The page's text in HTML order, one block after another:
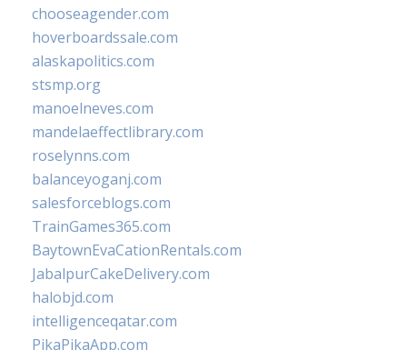
chooseagender.com
hoverboardssale.com
alaskapolitics.com
stsmp.org
manoelneves.com
mandelaeffectlibrary.com
roselynns.com
balanceyoganj.com
salesforceblogs.com
TrainGames365.com
BaytownEvaCationRentals.com
JabalpurCakeDelivery.com
halobjd.com
intelligenceqatar.com
PikaPikaApp.com